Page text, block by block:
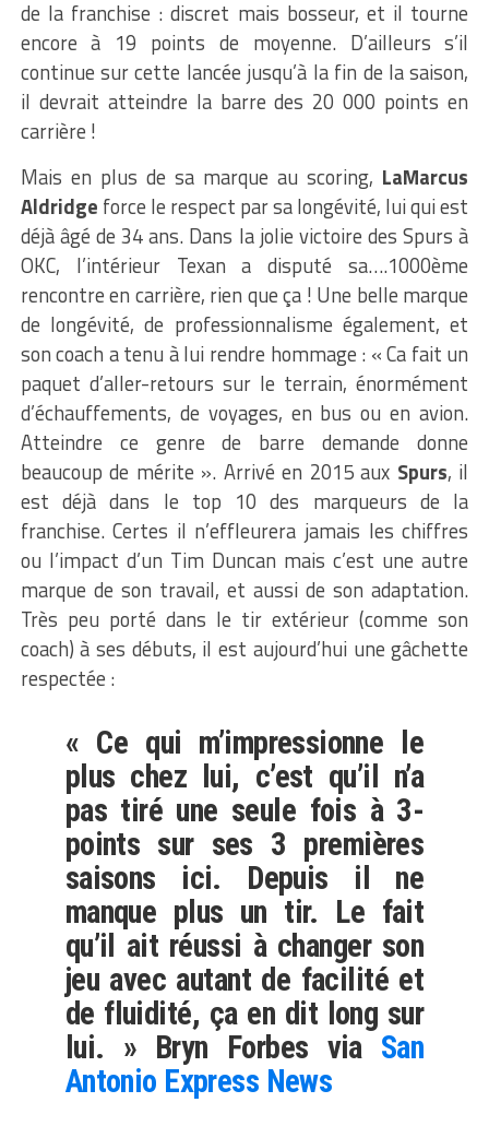
de la franchise : discret mais bosseur, et il tourne
encore à 19 points de moyenne. D’ailleurs s’il
continue sur cette lancée jusqu’à la fin de la saison,
il devrait atteindre la barre des 20 000 points en
carrière !
Mais en plus de sa marque au scoring, LaMarcus
Aldridge force le respect par sa longévité, lui qui est
déjà âgé de 34 ans. Dans la jolie victoire des Spurs à
OKC, l’intérieur Texan a disputé sa….1000ème
rencontre en carrière, rien que ça ! Une belle marque
de longévité, de professionnalisme également, et
son coach a tenu à lui rendre hommage : « Ca fait un
paquet d’aller-retours sur le terrain, énormément
d’échauffements, de voyages, en bus ou en avion.
Atteindre ce genre de barre demande donne
beaucoup de mérite ». Arrivé en 2015 aux Spurs, il
est déjà dans le top 10 des marqueurs de la
franchise. Certes il n’effleurera jamais les chiffres
ou l’impact d’un Tim Duncan mais c’est une autre
marque de son travail, et aussi de son adaptation.
Très peu porté dans le tir extérieur (comme son
coach) à ses débuts, il est aujourd’hui une gâchette
respectée :
« Ce qui m’impressionne le
plus chez lui, c’est qu’il n’a
pas tiré une seule fois à 3-
points sur ses 3 premières
saisons ici. Depuis il ne
manque plus un tir. Le fait
qu’il ait réussi à changer son
jeu avec autant de facilité et
de fluidité, ça en dit long sur
lui. » Bryn Forbes via San
Antonio Express News